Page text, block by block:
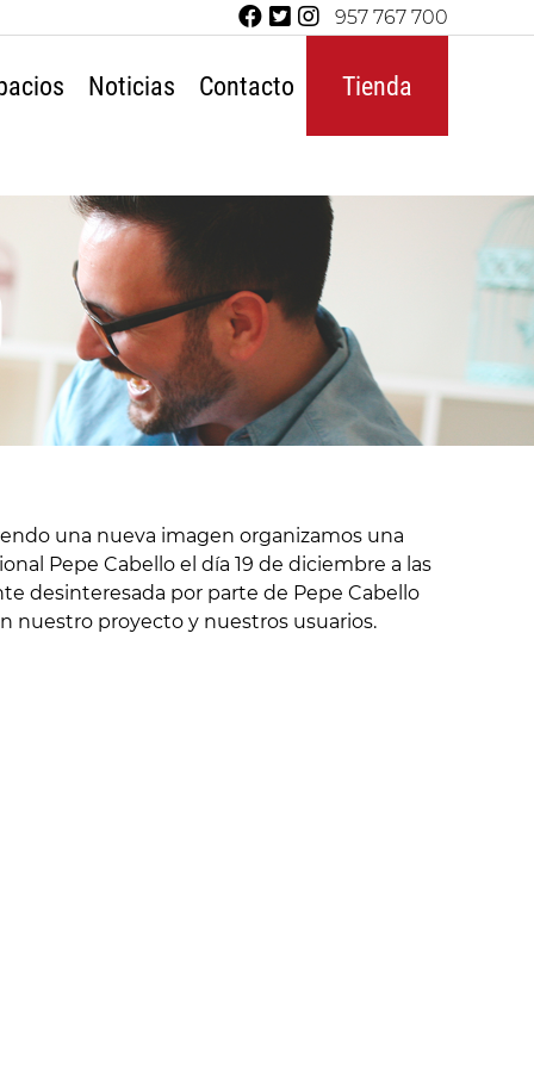
957 767 700
Noticias Contacto Tienda
una nueva imagen organizamos una
Pepe Cabello el día 19 de diciembre a las
desinteresada por parte de Pepe Cabello
nuestro proyecto y nuestros usuarios.